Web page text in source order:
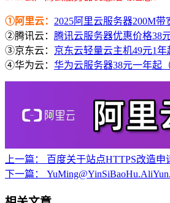
①阿里云： 2025阿里云服务器200M带
②腾讯云： 腾讯云服务器优惠价格38
③京东云： 京东云轻量云主机49元1年
④华为云： 华为云服务器38元一年起
上一篇：
百度关于站点HTTPS改造申
下一篇：